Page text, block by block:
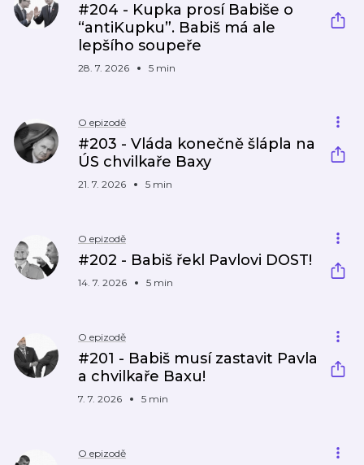
#204 - Kupka prosí Babiše o
“antiKupku”. Babiš má ale
lepšího soupeře
28. 7. 2026 5 min
O epizodě
#203 - Vláda konečně šlápla na
ÚS chvilkaře Baxy
21. 7. 2026 5 min
O epizodě
#202 - Babiš řekl Pavlovi DOST!
14. 7. 2026 5 min
O epizodě
#201 - Babiš musí zastavit Pavla
a chvilkaře Baxu!
7. 7. 2026 5 min
O epizodě